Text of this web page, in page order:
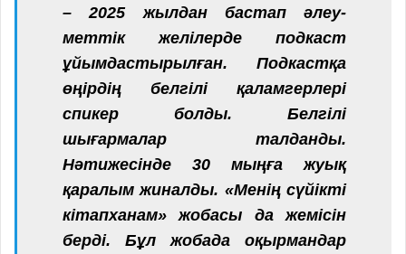
– 2025 жылдан бастап әлеу­
меттік желілерде подкаст
ұйымдастырылған. Подкастқа
өңір­дің белгілі қаламгерлері
спикер болды. Белгілі
шығармалар талданды.
Нәтижесінде 30 мыңға жуық
қаралым жиналды. «Менің сүйікті
кітапханам» жобасы да жемісін
берді. Бұл жобада оқырмандар